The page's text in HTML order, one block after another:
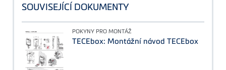
SOUVISEJÍCÍ DOKUMENTY
POKYNY PRO MONTÁŽ
TECEbox: Montážní návod TECEbox